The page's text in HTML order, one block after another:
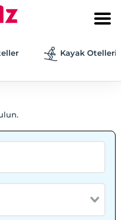
Kayak Otelleri